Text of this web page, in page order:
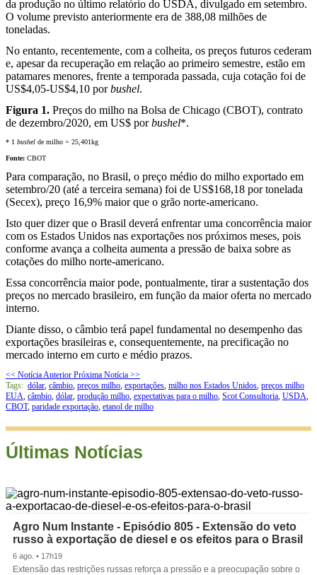
da produção no último relatório do USDA, divulgado em setembro.
O volume previsto anteriormente era de 388,08 milhões de
toneladas.
No entanto, recentemente, com a colheita, os preços futuros cederam
e, apesar da recuperação em relação ao primeiro semestre, estão em
patamares menores, frente a temporada passada, cuja cotação foi de
US$4,05-US$4,10 porbushel.
Figura 1. Preços do milho na Bolsa de Chicago (CBOT), contrato
de dezembro/2020, em US$ porbushel*.
* 1 bushel de milho = 25,401kg
Fonte: CBOT
Para comparação, no Brasil, o preço médio do milho exportado em
setembro/20 (até a terceira semana) foi de US$168,18 por tonelada
(Secex), preço 16,9% maior que o grão norte-americano.
Isto quer dizer que o Brasil deverá enfrentar uma concorrência maior
com os Estados Unidos nas exportações nos próximos meses, pois
conforme avança a colheita aumenta a pressão de baixa sobre as
cotações do milho norte-americano.
Essa concorrência maior pode, pontualmente, tirar a sustentação dos
preços no mercado brasileiro, em função da maior oferta no mercado
interno.
Diante disso, o câmbio terá papel fundamental no desempenho das
exportações brasileiras e, consequentemente, na precificação no
mercado interno em curto e médio prazos.
<< Notícia Anterior Próxima Notícia >>
Tags: dólar câmbio preços milho exportações milho nos Estados Unidos preços milho
EUA câmbio dólar produção milho expectativas para o milho Scot Consultoria USDA
CBOT, paridade exportação etanol de milho
Últimas Notícias
Agro Num Instante - Episódio 805 - Extensão do veto
russo à exportação de diesel e os efeitos para o Brasil
6 ago. • 17h19
Extensão das restrições russas reforça a pressão e a preocupação sobre o